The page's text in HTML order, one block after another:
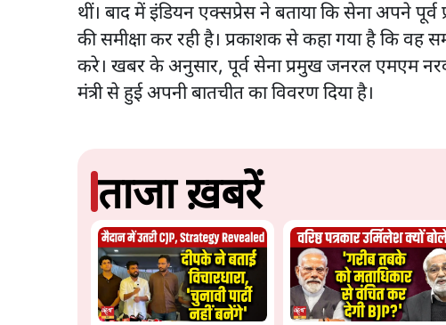
थीं। बाद में इंडियन एक्सप्रेस ने बताया कि सेना अपने
की समीक्षा कर रही है। प्रकाशक से कहा गया है कि वह
करे। खबर के अनुसार, पूर्व सेना प्रमुख जनरल एमएम
मंत्री से हुई अपनी बातचीत का विवरण दिया है।
ताजा ख़बरें